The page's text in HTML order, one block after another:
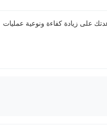
على زيادة كفاءة ونوعية عمليات